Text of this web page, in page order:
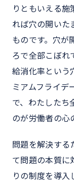
りともいえる施
れば穴の開いた
ものです。穴が
ろで全部こぼれ
給消化率という
ミアムフライデ
で、わたしたち
のが労働者の心
問題を解決する
て問題の本質に
りの制度を導入